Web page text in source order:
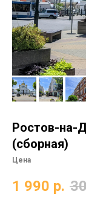
Ростов-на-
(сборная)
Цена
1 990 р.